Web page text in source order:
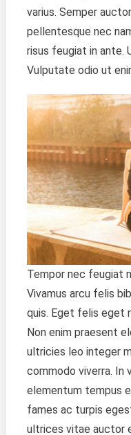
varius. Semper
pellentesque nec
risus feugiat in ante.
Vulputate odio ut
Tempor nec feugiat
Vivamus arcu felis
quis. Eget felis eget
Non enim praesent
ultricies leo integer
commodo viverra. In
elementum tempus
fames ac turpis
ultrices vitae auctor